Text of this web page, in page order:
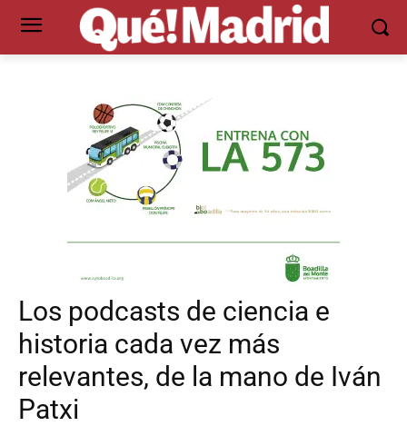
Los podcasts de ciencia e
historia cada vez más
relevantes, de la mano de Iván
Patxi